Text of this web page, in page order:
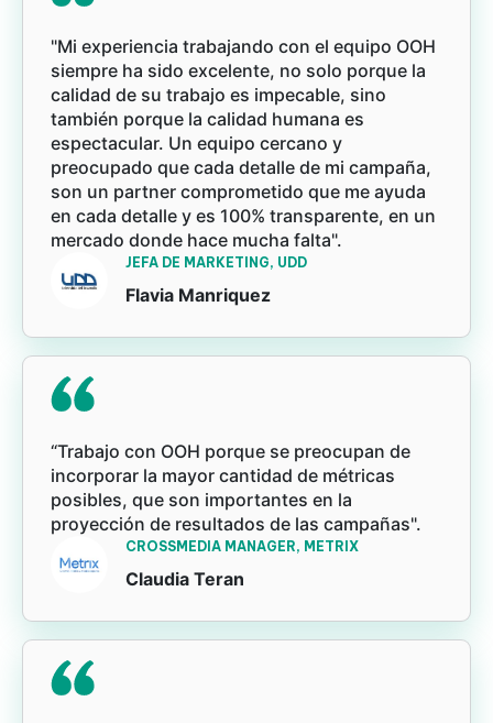
"Mi experiencia trabajando con el equipo OOH
siempre ha sido excelente, no solo porque la
calidad de su trabajo es impecable, sino
también porque la calidad humana es
espectacular. Un equipo cercano y
preocupado que cada detalle de mi campaña,
son un partner comprometido que me ayuda
en cada detalle y es 100% transparente, en un
mercado donde hace mucha falta".
JEFA DE MARKETING, UDD
Flavia Manriquez
“Trabajo con OOH porque se preocupan de
incorporar la mayor cantidad de métricas
posibles, que son importantes en la
proyección de resultados de las campañas".
CROSSMEDIA MANAGER, METRIX
Claudia Teran